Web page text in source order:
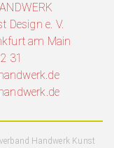
Design e. V.
am Main
31
Handwerk Kunst